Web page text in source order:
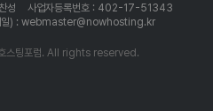
성
사업자등록번호 : 402-17-51343
일) : webmaster@nowhosting.kr
팅포럼. All rights reserved.